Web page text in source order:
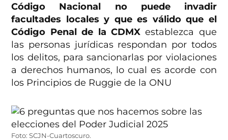
Código Nacional no puede invadir
facultades locales y que es válido que el
Código Penal de la CDMXestablezca que
las personas jurídicas respondan por todos
los delitos, para sancionarlas por violaciones
a derechos humanos, lo cual es acorde con
los Principios de Ruggie de la ONU
Foto: SCJN-Cuartoscuro.